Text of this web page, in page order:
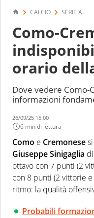
CALCIO SERIE A
Como-
orario
Dove vedere Como-
informazioni
26/09/25 15:00
6 min di lettura
Como e Cremonese
Giuseppe Sinigaglia
ottavo con 7 punti (2
con 8 punti (2 vittorie
ritmo: la qualità
Probabili